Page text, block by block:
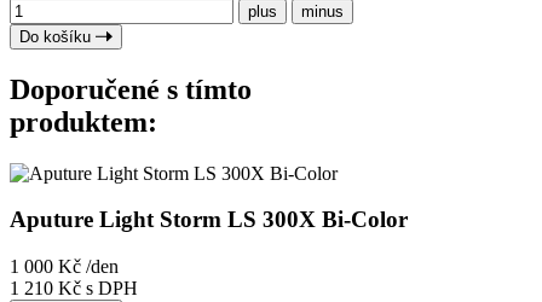
plus
minus
Do košíku
Doporučené s tímto
produktem:
Aputure Light Storm LS 300X Bi-Color
1 000 Kč /den
1 210 Kč s DPH